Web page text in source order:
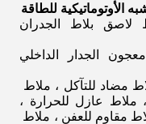
الأوتوماتيكية للطاقة
​​لاصق بلاط الجدران
الجدار الداخلي
​​مضاد للتآكل ، ملاط
ملاط ​​عازل للحرارة ،
​​مقاوم للعفن ، ملاط